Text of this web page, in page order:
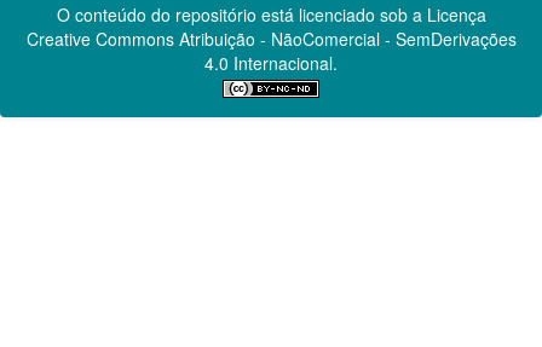
O conteúdo do repositório está licenciado sob a Licença
Creative CommonsAtribuição - NãoComercial - SemDerivações
4.0 Internacional.